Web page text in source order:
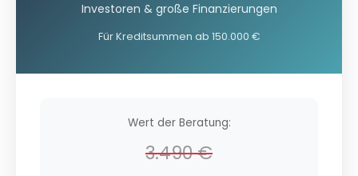
Investoren & große Finanzierungen
Für Kreditsummen ab 150.000 €
Wert der Beratung:
3.490 €